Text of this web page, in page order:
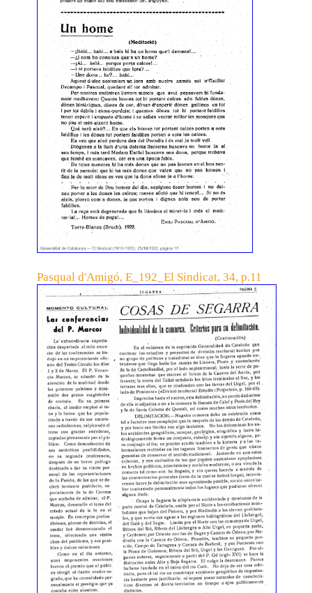
Pasqual d'Amigó, E_192_El Sindicat, 34, p.11